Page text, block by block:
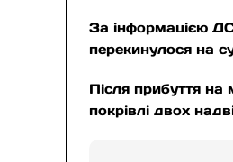
За інформацією
перекинулося на
Після прибуття
покрівлі двох